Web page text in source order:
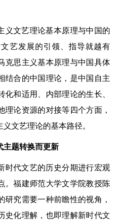
义文艺理论基本原理与中国的
艺发展的引领、指导就越有
克思主义基本原理与中国具体
结合的中国理论，是中国自主
和适用、内部理论的生长、
理论资源的对接等四个方面，
文艺理论的基本路径。
主题转换而更新
时代文艺的历史分期进行宏观
。福建师范大学文学院教授陈
研究需要一种前瞻性的视角，
史化理解，也即理解新时代文